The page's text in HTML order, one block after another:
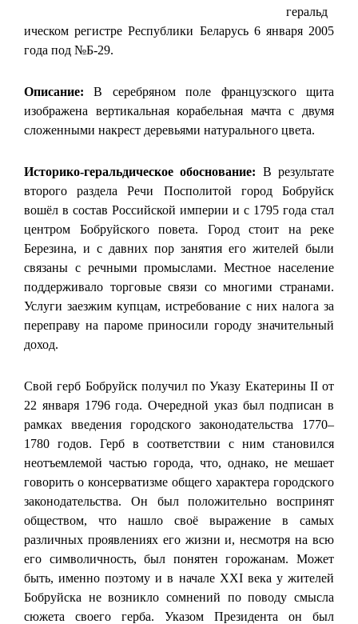
геральд
ическом регистре Республики Беларусь 6 января 2005
года под №Б-29.
Описание: В серебряном поле французского щита
изображена вертикальная корабельная мачта с двумя
сложенными накрест деревьями натурального цвета.
Историко-геральдическое обоснование: В результате
второго раздела Речи Посполитой город Бобруйск
вошёл в состав Российской империи и с 1795 года стал
центром Бобруйского повета. Город стоит на реке
Березина, и с давних пор занятия его жителей были
связаны с речными промыслами. Местное население
поддерживало торговые связи со многими странами.
Услуги заезжим купцам, истребование с них налога за
переправу на пароме приносили городу значительный
доход.
Свой герб Бобруйск получил по Указу Екатерины II от
22 января 1796 года. Очередной указ был подписан в
рамках введения городского законодательства 1770–
1780 годов. Герб в соответствии с ним становился
неотъемлемой частью города, что, однако, не мешает
говорить о консерватизме общего характера городского
законодательства. Он был положительно воспринят
обществом, что нашло своё выражение в самых
различных проявлениях его жизни и, несмотря на всю
его символичность, был понятен горожанам. Может
быть, именно поэтому и в начале XXI века у жителей
Бобруйска не возникло сомнений по поводу смысла
сюжета своего герба. Указом Президента он был